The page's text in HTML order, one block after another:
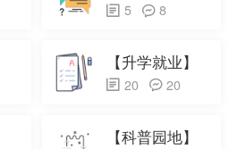
5 8
【升学就业】
20 20
【科普园地】